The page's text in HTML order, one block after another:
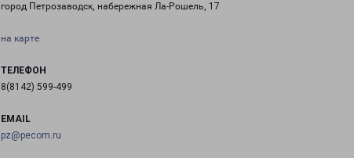
город Петрозаводск, набережная Ла-Рошель, 17
на карте
ТЕЛЕФОН
8(8142) 599-499
EMAIL
pz@pecom.ru